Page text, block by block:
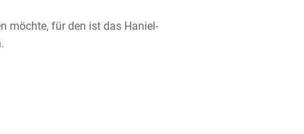
möchte, für den ist das Haniel-